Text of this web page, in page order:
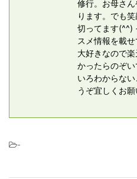
修行。お母さ
ります。でも
切ってます(^^)
スメ情報を載
大好きなので
かったらのぞ
いろわからな
うぞ宜しくお願
-